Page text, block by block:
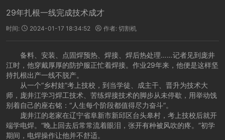
29年扎根一线完成技术成才
时间:  2024-01-17 18:34:52  作者: 切割机
备料、安装、点固焊预热、焊接、焊后热处理……记者见到庞井
江时，他穿戴厚厚的防护服正忙着焊接。作业29年来，他便是这样坚
持扎根出产一线不脱产。
从一个“乡村娃”考上技校，到当学徒、成主干、晋升为技术大
师，庞井江学习焊工技术、苦练焊接技术的脚步从未停歇，用举动饯
别着自己的座右铭：“人生每个阶段都值得尽力奋斗”。
庞井江的老家在辽宁省阜新市新邱区台头皋村，考上技校后就开
端学电焊。“晚上回去后常常流着眼泪，张开有种被风吹的疼。”初学
期间，电焊操作让他并不舒适。